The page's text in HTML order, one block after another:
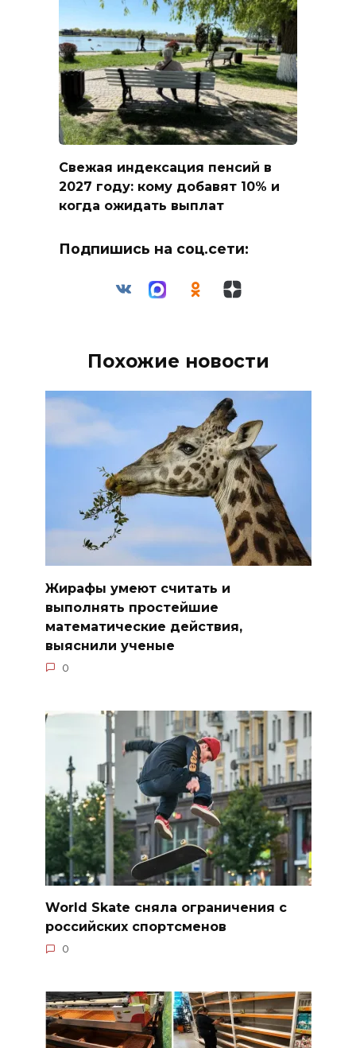
Свежая индексация пенсий в
2027 году: кому добавят 10% и
когда ожидать выплат
Подпишись на соц.сети:
Похожие новости
Жирафы умеют считать и
выполнять простейшие
математические действия,
выяснили ученые
0
World Skate сняла ограничения с
российских спортсменов
0